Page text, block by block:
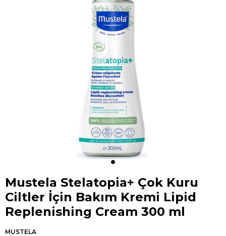
Mustela Stelatopia+ Çok Kuru
Ciltler İçin Bakım Kremi Lipid
Replenishing Cream 300 ml
MUSTELA